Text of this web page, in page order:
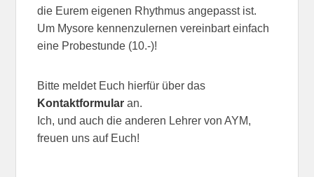
die Eurem eigenen Rhythmus angepasst ist.
Um Mysore kennenzulernen vereinbart einfach
eine Probestunde (10.-)!
Bitte meldet Euch hierfür über das
Kontaktformularan.
Ich, und auch die anderen Lehrer von AYM,
freuen uns auf Euch!